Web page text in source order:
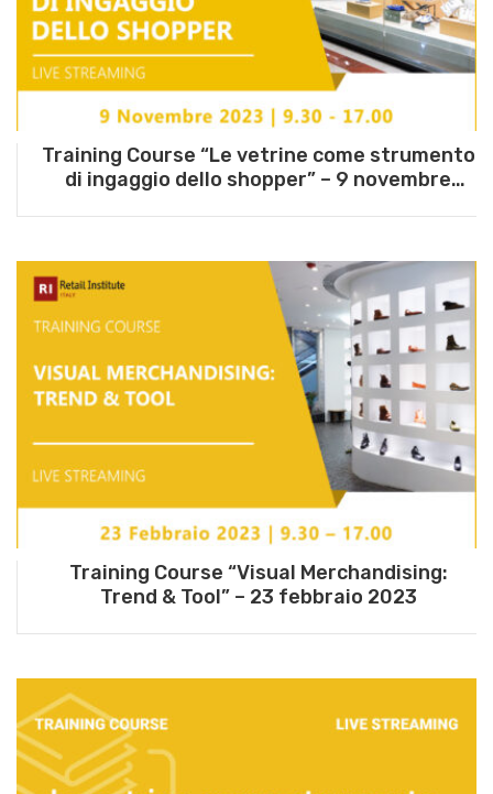
Training Course “Le vetrine come strumento
di ingaggio dello shopper” – 9 novembre
Training Course “Visual Merchandising:
Trend & Tool” – 23 febbraio 2023